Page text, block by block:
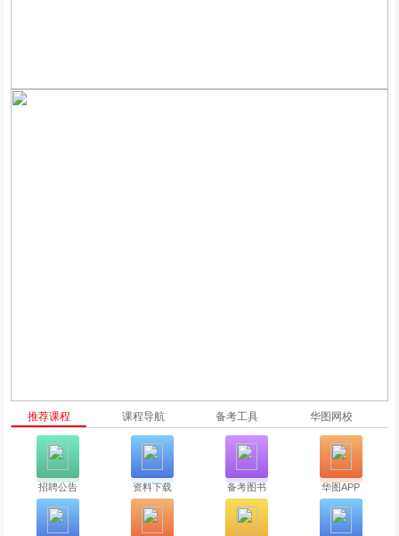
推荐课程 课程导航 备考工具 华图网校
招聘公告 资料下载 备考图书 华图APP